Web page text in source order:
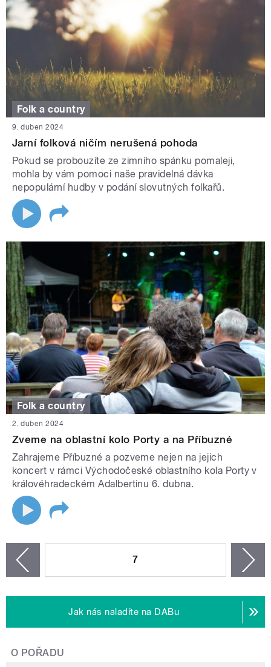
Folk a country
9. duben 2024
Jarní folková ničím nerušená pohoda
Pokud se probouzíte ze zimního spánku pomaleji,
mohla by vám pomoci naše pravidelná dávka
nepopulární hudby v podání slovutných folkařů.
Folk a country
2. duben 2024
Zveme na oblastní kolo Porty a na Příbuzné
Zahrajeme Příbuzné a pozveme nejen na jejich
koncert v rámci Východočeské oblastního kola Porty v
královéhradeckém Adalbertinu 6. dubna.
7
Jak nás naladíte na DABu
O POŘADU